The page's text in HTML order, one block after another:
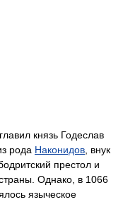
князь Годеслав
рода Наконидов , внук
престол и
Однако, в 1066
языческое